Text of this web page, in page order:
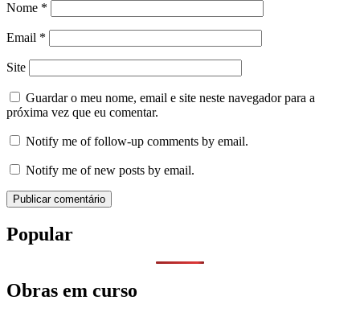
Nome *
Email *
Site
Guardar o meu nome, email e site neste navegador para a
próxima vez que eu comentar.
Notify me of follow-up comments by email.
Notify me of new posts by email.
Popular
Obras em curso